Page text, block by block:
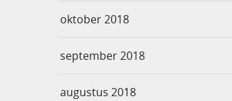
oktober 2018
september 2018
augustus 2018